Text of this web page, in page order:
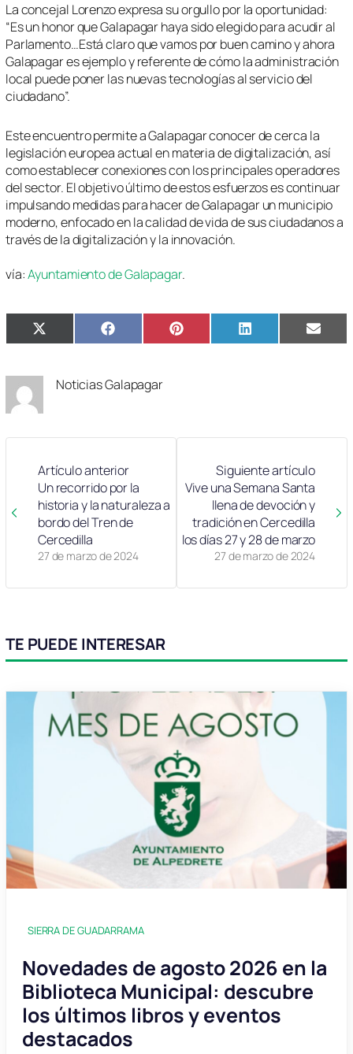
La concejal Lorenzo expresa su orgullo por la oportunidad:
“Es un honor que Galapagar haya sido elegido para acudir al
Parlamento…Está claro que vamos por buen camino y ahora
Galapagar es ejemplo y referente de cómo la administración
local puede poner las nuevas tecnologías al servicio del
ciudadano”.
Este encuentro permite a Galapagar conocer de cerca la
legislación europea actual en materia de digitalización, así
como establecer conexiones con los principales operadores
del sector. El objetivo último de estos esfuerzos es continuar
impulsando medidas para hacer de Galapagar un municipio
moderno, enfocado en la calidad de vida de sus ciudadanos a
través de la digitalización y la innovación.
vía:Ayuntamiento de Galapagar.
Compartir
en
X
(Twitter)
Compartir
en
Facebook Compartir
en
Pinterest Compartir
en
LinkedIn
en
Email
Noticias Galapagar
Artículo anterior
27 de marzo de 2024
Un recorrido por la
historia y la naturaleza a
bordo del Tren de
Cercedilla
Siguiente artículo
27 de marzo de 2024
Vive una Semana Santa
llena de devoción y
tradición en Cercedilla
los días 27 y 28 de marzo
TE PUEDE INTERESAR
SIERRA DE GUADARRAMA
Novedades de agosto 2026 en la
Biblioteca Municipal: descubre
los últimos libros y eventos
destacados